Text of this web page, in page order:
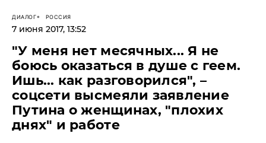
ДИАЛОГ РОССИЯ
7 июня 2017, 13:52
​"У меня нет месячных... Я не
боюсь оказаться в душе с геем.
Ишь... как разговорился", –
соцсети высмеяли заявление
Путина о женщинах, "плохих
днях" и работе